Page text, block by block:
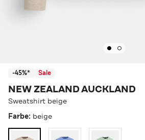
-45%* Sale
NEW ZEALAND AUCKLAND
Sweatshirt beige
Farbe: beige